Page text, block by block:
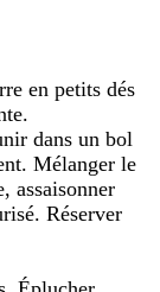
en petits dés
dans un bol
Mélanger le
assaisonner
Réserver